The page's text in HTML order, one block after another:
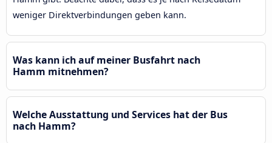
weniger Direktverbindungen geben kann.
Was kann ich auf meiner Busfahrt nach
Hamm mitnehmen?
Welche Ausstattung und Services hat der Bus
nach Hamm?